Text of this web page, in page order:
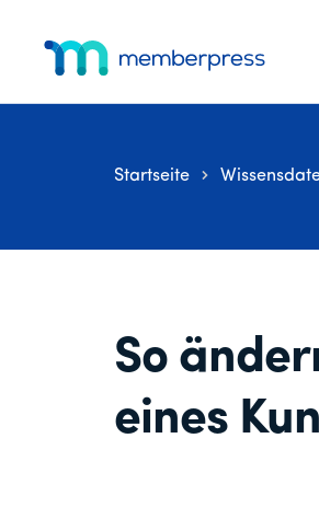
Hauptinhalt
springen
primären
Seitenleiste
Fußzeile
springen
Menü
Startseite
So
eines